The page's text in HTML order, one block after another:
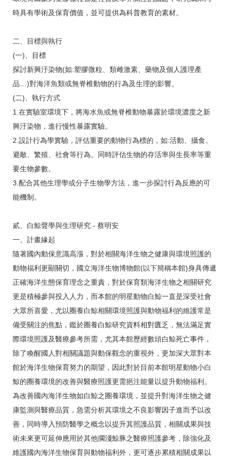
時具有學術及保育價值，並可提供為科普教育的素材。
二、目標與執行
(一)、目標
探討新興汙染物(如:塑膠微粒、類雌激素、藥物及個人護理產
品…)對海洋魚類或無脊椎動物的行為及生理的影響。
(二)、執行方式
1.在實驗室環境下，將海水魚或無脊椎動物暴露於環境濃度之新
興汙染物，進行慢性暴露實驗。
2.設計行為學實驗，評估重要的動物行為標的，如:活動、攝食、
避敵、繁殖、社會等行為。同時評估生物的存活率與生長率等重
要生物參數。
3.配合其他生理學或分子生物學方法，進一步探討行為反應的可
能機制。
貳、白鯨聲學與生理研究 - 蔡明安
一、計畫緣起
隨著國內動保意識高漲，對於相關海洋生物之健康與環境照護的
動物福利更顯關切，國立海洋生物博物館(以下簡稱本館)身具傳遞
正確海洋生態保育理念之重責，對於保育類海洋生物之相關研究
更是積極參與投入人力，而本館的明星動物白鯨一直是深受社會
大眾所喜愛，尤以圈養白鯨相關環境照護與動物福利的維護常是
備受關注的焦點，鑑於圈養白鯨研究資料相對匱乏，無法滿足實
際環境照護及醫療參考所需，尤其本館歷經數頭白鯨死亡事件，
除了喚醒國人對相關議題與動保觀念的重視外，更加深大眾對本
館於海洋生物保育努力的期望，因此對於目前本館明星動物小白
鯨的圈養環境的改善與醫療照護更需挹注能量以提升動物福利。
為改善國內海洋生物如白鯨之圈養環境，並提升對海洋生物之健
康監測與醫療品質，急需分析其環境之不良影響因子進而予以改
善，同時導入預防醫學之概念以提升其照護品質，相關成果與技
術未來更可延伸應用於其他擱淺鯨豚之醫療照護參考，除強化及
維護國內海洋生物保育與動物福利外，更可逐步累積相關成果以